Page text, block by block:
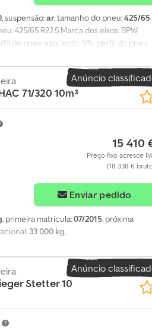
, suspensão:ar, tamanho do pneu:425/65
425/65 R22.5 Marca dos eixos: BPW
do pneu esquerdo: 5%; perfil do pneu
Pesos Peso vazio: 7.500 kg Carga útil:
nenhum
Anúncio
71/320 10m³
15 410
Preço fixo acresce
(18 338 €
Enviar pedido
, primeira matrícula:07/2015, próxima
33 000 kg,
Anúncio
Stetter 10